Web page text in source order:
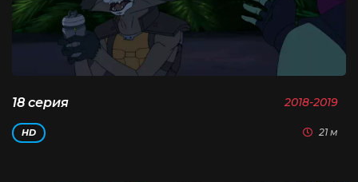
18 серия 2018-2019
HD 21 м